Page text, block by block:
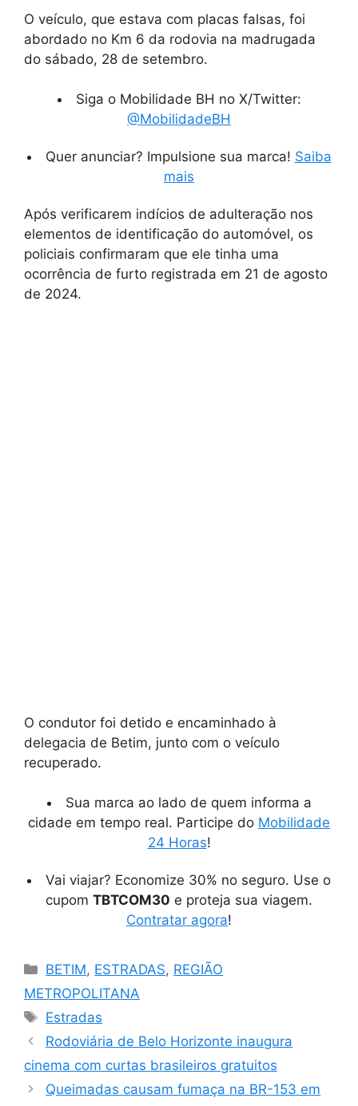
O veículo, que estava com placas falsas, foi
abordado no Km 6 da rodovia na madrugada
do sábado, 28 de setembro.
Siga o Mobilidade BH no X/Twitter:
@MobilidadeBH
Quer anunciar? Impulsione sua marca! Saiba
mais
Após verificarem indícios de adulteração nos
elementos de identificação do automóvel, os
policiais confirmaram que ele tinha uma
ocorrência de furto registrada em 21 de agosto
de 2024.
O condutor foi detido e encaminhado à
delegacia de Betim, junto com o veículo
recuperado.
Sua marca ao lado de quem informa a
cidade em tempo real. Participe do Mobilidade
24 Horas!
Vai viajar? Economize 30% no seguro. Use o
cupom TBTCOM30 e proteja sua viagem.
Contratar agora!
Categorias
BETIM, ESTRADAS, REGIÃO
METROPOLITANA
Tags
Estradas
Rodoviária de Belo Horizonte inaugura
cinema com curtas brasileiros gratuitos
Queimadas causam fumaça na BR-153 em